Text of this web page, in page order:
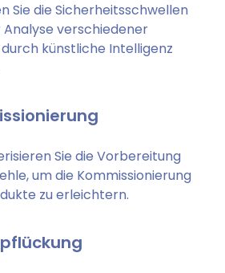
Sie die Sicherheitsschwellen
verschiedener
künstliche Intelligenz
Sie die Vorbereitung
um die Kommissionierung
zu erleichtern.